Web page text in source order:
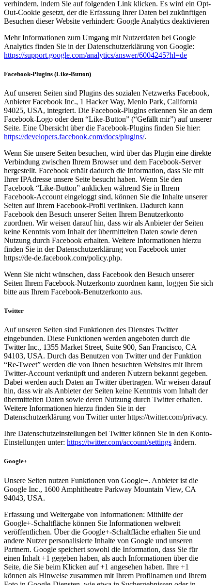
verhindern, indem Sie auf folgenden Link klicken. Es wird ein Opt-
Out-Cookie gesetzt, der die Erfassung Ihrer Daten bei zukünftigen
Besuchen dieser Website verhindert: Google Analytics deaktivieren
Mehr Informationen zum Umgang mit Nutzerdaten bei Google
Analytics finden Sie in der Datenschutzerklärung von Google:
https://support.google.com/analytics/answer/6004245?hl=de
Facebook-Plugins (Like-Button)
Auf unseren Seiten sind Plugins des sozialen Netzwerks Facebook,
Anbieter Facebook Inc., 1 Hacker Way, Menlo Park, California
94025, USA, integriert. Die Facebook-Plugins erkennen Sie an dem
Facebook-Logo oder dem “Like-Button” (“Gefällt mir”) auf unserer
Seite. Eine Übersicht über die Facebook-Plugins finden Sie hier:
https://developers.facebook.com/docs/plugins/.
Wenn Sie unsere Seiten besuchen, wird über das Plugin eine direkte
Verbindung zwischen Ihrem Browser und dem Facebook-Server
hergestellt. Facebook erhält dadurch die Information, dass Sie mit
Ihrer IPAdresse unsere Seite besucht haben. Wenn Sie den
Facebook “Like-Button” anklicken während Sie in Ihrem
Facebook-Account eingeloggt sind, können Sie die Inhalte unserer
Seiten auf Ihrem Facebook-Profil verlinken. Dadurch kann
Facebook den Besuch unserer Seiten Ihrem Benutzerkonto
zuordnen. Wir weisen darauf hin, dass wir als Anbieter der Seiten
keine Kenntnis vom Inhalt der übermittelten Daten sowie deren
Nutzung durch Facebook erhalten. Weitere Informationen hierzu
finden Sie in der Datenschutzerklärung von Facebook unter
https://de-de.facebook.com/policy.php.
Wenn Sie nicht wünschen, dass Facebook den Besuch unserer
Seiten Ihrem Facebook-Nutzerkonto zuordnen kann, loggen Sie sich
bitte aus Ihrem Facebook-Benutzerkonto aus.
Twitter
Auf unseren Seiten sind Funktionen des Dienstes Twitter
eingebunden. Diese Funktionen werden angeboten durch die
Twitter Inc., 1355 Market Street, Suite 900, San Francisco, CA
94103, USA. Durch das Benutzen von Twitter und der Funktion
“Re-Tweet” werden die von Ihnen besuchten Websites mit Ihrem
Twitter-Account verknüpft und anderen Nutzern bekannt gegeben.
Dabei werden auch Daten an Twitter übertragen. Wir weisen darauf
hin, dass wir als Anbieter der Seiten keine Kenntnis vom Inhalt der
übermittelten Daten sowie deren Nutzung durch Twitter erhalten.
Weitere Informationen hierzu finden Sie in der
Datenschutzerklärung von Twitter unter https://twitter.com/privacy.
Ihre Datenschutzeinstellungen bei Twitter können Sie in den Konto-
Einstellungen unter: https://twitter.com/account/settings ändern.
Google+
Unsere Seiten nutzen Funktionen von Google+. Anbieter ist die
Google Inc., 1600 Amphitheatre Parkway Mountain View, CA
94043, USA.
Erfassung und Weitergabe von Informationen: Mithilfe der
Google+-Schaltfläche können Sie Informationen weltweit
veröffentlichen. Über die Google+-Schaltfläche erhalten Sie und
andere Nutzer personalisierte Inhalte von Google und unseren
Partnern. Google speichert sowohl die Information, dass Sie für
einen Inhalt +1 gegeben haben, als auch Informationen über die
Seite, die Sie beim Klicken auf +1 angesehen haben. Ihre +1
können als Hinweise zusammen mit Ihrem Profilnamen und Ihrem